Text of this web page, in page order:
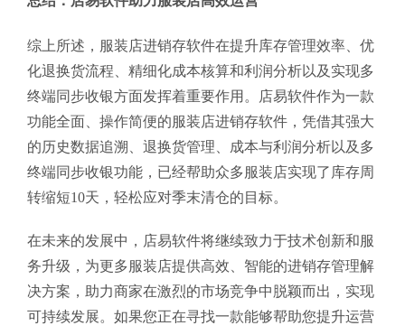
综上所述，服装店进销存软件在提升库存管理效率、优
化退换货流程、精细化成本核算和利润分析以及实现多
终端同步收银方面发挥着重要作用。店易软件作为一款
功能全面、操作简便的服装店进销存软件，凭借其强大
的历史数据追溯、退换货管理、成本与利润分析以及多
终端同步收银功能，已经帮助众多服装店实现了库存周
转缩短10天，轻松应对季末清仓的目标。
在未来的发展中，店易软件将继续致力于技术创新和服
务升级，为更多服装店提供高效、智能的进销存管理解
决方案，助力商家在激烈的市场竞争中脱颖而出，实现
可持续发展。如果您正在寻找一款能够帮助您提升运营